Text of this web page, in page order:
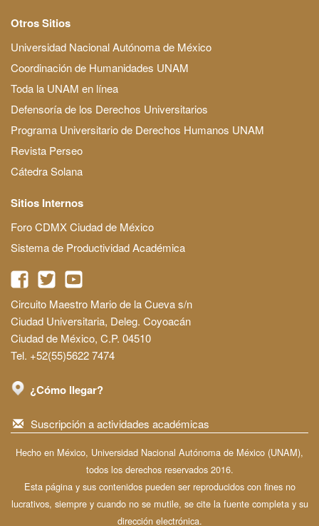
Otros Sitios
Universidad Nacional Autónoma de México
Coordinación de Humanidades UNAM
Toda la UNAM en línea
Defensoría de los Derechos Universitarios
Programa Universitario de Derechos Humanos UNAM
Revista Perseo
Cátedra Solana
Sitios Internos
Foro CDMX Ciudad de México
Sistema de Productividad Académica
Circuito Maestro Mario de la Cueva s/n
Ciudad Universitaria, Deleg. Coyoacán
Ciudad de México, C.P. 04510
Tel. +52(55)5622 7474
¿Cómo llegar?
Suscripción a actividades académicas
Hecho en México, Universidad Nacional Autónoma de México (UNAM),
todos los derechos reservados 2016.
Esta página y sus contenidos pueden ser reproducidos con fines no
lucrativos, siempre y cuando no se mutile, se cite la fuente completa y su
dirección electrónica.